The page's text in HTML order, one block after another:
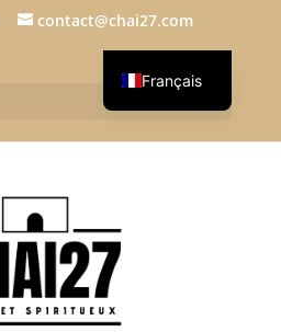
contact@chai27.com
Français
English